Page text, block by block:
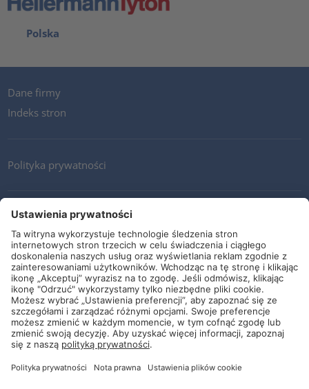
Polska
Dane firmy
Indeks stron
Polityka prywatności
Kontakt
Newsletter
Ogólne warunki i dostawy
Wytyczne i zobowiązania
Media społecznościowe